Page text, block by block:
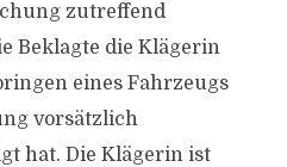
zutreffend
Beklagte die Klägerin
eines Fahrzeugs
vorsätzlich
hat. Die Klägerin ist